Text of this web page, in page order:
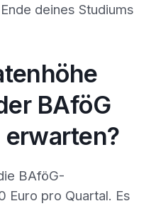
deines Studiums
BAföG
BAföG-
Euro pro Quartal. Es